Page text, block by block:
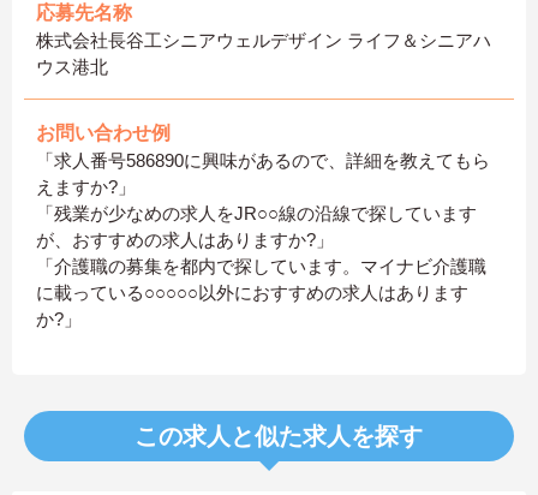
応募先名称
株式会社長谷工シニアウェルデザイン ライフ＆シニアハ
ウス港北
お問い合わせ例
「求人番号586890に興味があるので、詳細を教えてもら
えますか?」
「残業が少なめの求人をJR○○線の沿線で探しています
が、おすすめの求人はありますか?」
「介護職の募集を都内で探しています。マイナビ介護職
に載っている○○○○○以外におすすめの求人はあります
か?」
この求人と似た求人を探す